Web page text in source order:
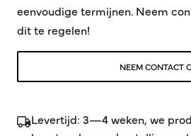
eenvoudige termijnen. Neem
dit te regelen!
NEEM CONTACT
Levertijd: 3—4 weken, we